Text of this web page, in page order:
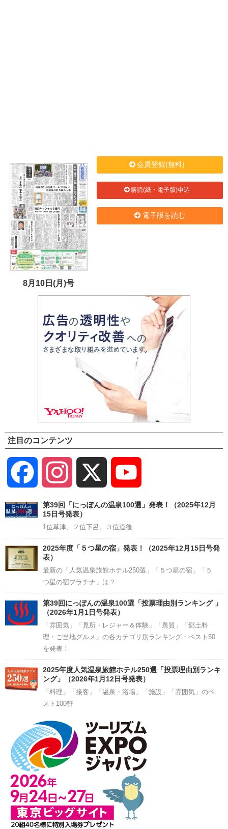
8月10日(月)号
会員登録(無料)
購読(紙・電子版)申込
電子版を読む
注目のコンテンツ
Facebook Instagram
Channel
第39回「にっぽんの温泉100選」発表！（2025年12月
15日号発表）
1位草津、２位下呂、３位道後
2025年度「５つ星の宿」発表！（2025年12月15日号発
表）
最新の「人気温泉旅館ホテル250選」「５つ星の宿」「５
つ星の宿プラチナ」は？
第39回にっぽんの温泉100選「投票理由別ランキング 」
（2026年1月1日号発表）
「雰囲気」「見所・レジャー＆体験」「泉質」「郷土料
理・ご当地グルメ」の各カテゴリ別ランキング・ベスト50
を発表！
2025年度人気温泉旅館ホテル250選「投票理由別ランキ
ング」（2026年1月12日号発表）
「料理」「接客」「温泉・浴場」「施設」「雰囲気」のベ
スト100軒